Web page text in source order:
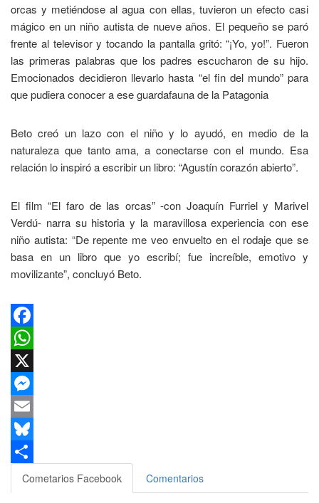
orcas y metiéndose al agua con ellas, tuvieron un efecto casi
mágico en un niño autista de nueve años. El pequeño se paró
frente al televisor y tocando la pantalla gritó: “¡Yo, yo!”. Fueron
las primeras palabras que los padres escucharon de su hijo.
Emocionados decidieron llevarlo hasta “el fin del mundo” para
que pudiera conocer a ese guardafauna de la Patagonia
Beto creó un lazo con el niño y lo ayudó, en medio de la
naturaleza que tanto ama, a conectarse con el mundo. Esa
relación lo inspiró a escribir un libro: “Agustín corazón abierto”.
El film “El faro de las orcas” -con Joaquín Furriel y Marivel
Verdú- narra su historia y la maravillosa experiencia con ese
niño autista: “De repente me veo envuelto en el rodaje que se
basa en un libro que yo escribí; fue increíble, emotivo y
movilizante”, concluyó Beto.
Facebook
WhatsApp
X
Messenger
Email
Bluesky
Compartir
Cometarios Facebook Comentarios